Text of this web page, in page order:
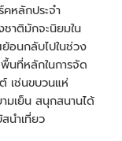
หลักประจำ
ชาติมักจะนิยมใน
อนกลับไปในช่วง
นที่หลักในการจัด
เช่นขบวนแห่
มเย็น สนุกสนานได้
นำเที่ยว